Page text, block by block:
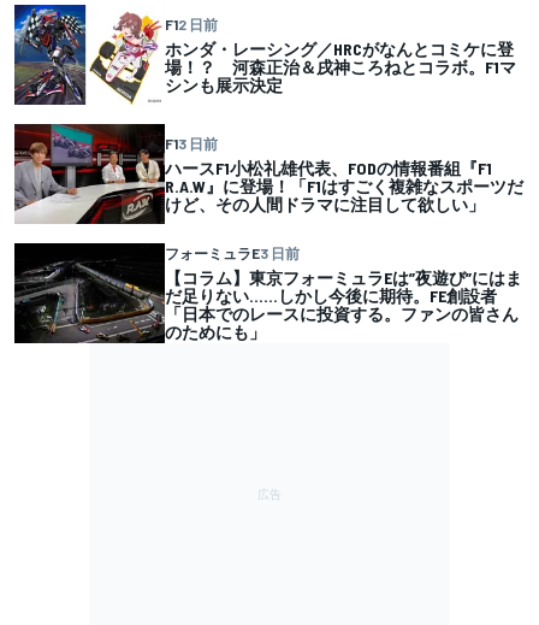
F12 日前
ホンダ・レーシング／HRCがなんとコミケに登
場！？ 河森正治＆戌神ころねとコラボ。F1マ
シンも展示決定
F13 日前
ハースF1小松礼雄代表、FODの情報番組『F1
R.A.W』に登場！「F1はすごく複雑なスポーツだ
けど、その人間ドラマに注目して欲しい」
フォーミュラE3 日前
【コラム】東京フォーミュラEは”夜遊び”にはま
だ足りない……しかし今後に期待。FE創設者
「日本でのレースに投資する。ファンの皆さん
のためにも」